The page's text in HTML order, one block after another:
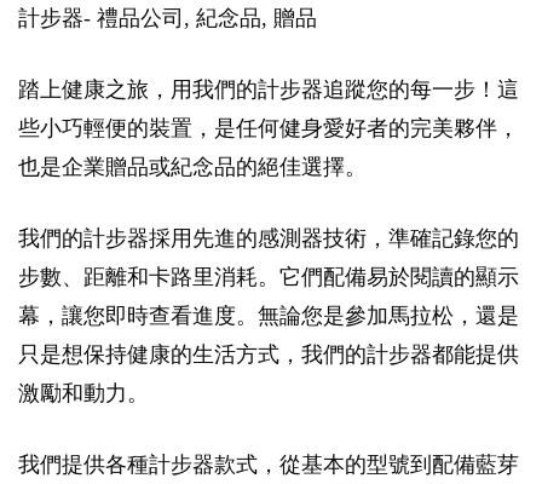
計步器- 禮品公司, 紀念品, 贈品
踏上健康之旅，用我們的計步器追蹤您的每一步！這
些小巧輕便的裝置，是任何健身愛好者的完美夥伴，
也是企業贈品或紀念品的絕佳選擇。
我們的計步器採用先進的感測器技術，準確記錄您的
步數、距離和卡路里消耗。它們配備易於閱讀的顯示
幕，讓您即時查看進度。無論您是參加馬拉松，還是
只是想保持健康的生活方式，我們的計步器都能提供
激勵和動力。
我們提供各種計步器款式，從基本的型號到配備藍芽